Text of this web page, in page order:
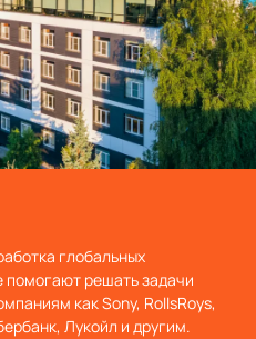
глобальных
помогают решать задачи
как Sony, RollsRoys,
Лукойл и другим.